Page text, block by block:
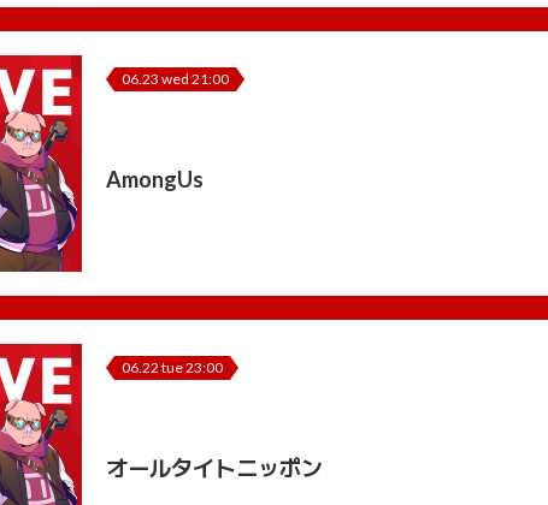
06.23 wed 21:00
AmongUs
06.22 tue 23:00
オールタイトニッポン